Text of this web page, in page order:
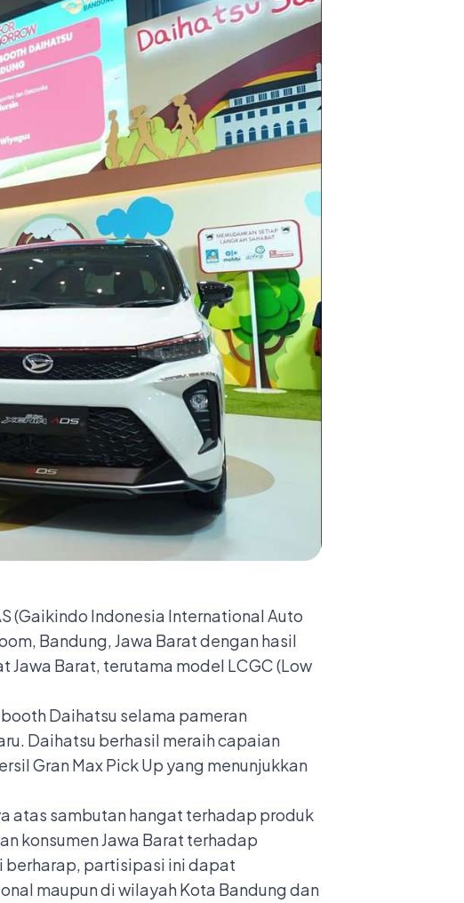
(Gaikindo Indonesia International Auto
Bandung, Jawa Barat dengan hasil
Barat, terutama model LCGC (Low
Daihatsu selama pameran
Daihatsu berhasil meraih capaian
Gran Max Pick Up yang menunjukkan
atas sambutan hangat terhadap produk
konsumen Jawa Barat terhadap
berharap, partisipasi ini dapat
maupun di wilayah Kota Bandung dan